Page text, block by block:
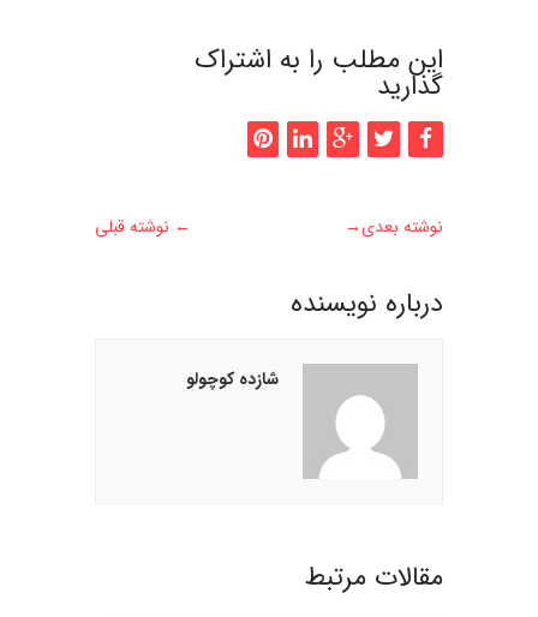
این مطلب را به اشتراک
گذارید
← نوشته قبلی نوشته بعدی→
درباره نويسنده
شازده کوچولو
مقالات مرتبط